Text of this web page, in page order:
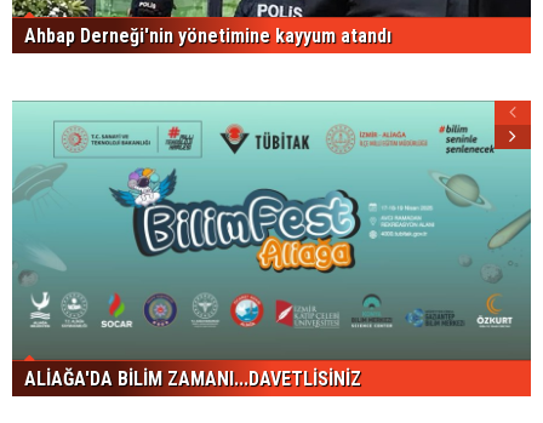
Ahbap Derneği'nin yönetimine kayyum atandı
ALİAĞA'DA BİLİM ZAMANI...DAVETLİSİNİZ